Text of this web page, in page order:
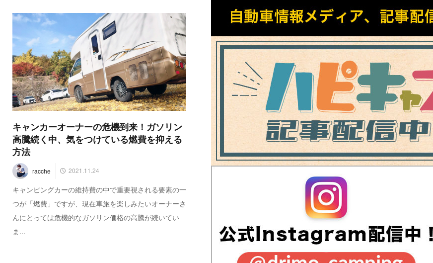
キャンカーオーナーの危機到来！ガソリン
高騰続く中、気をつけている燃費を抑える
方法
racche 2021.11.24
キャンピングカーの維持費の中で重要視される要素の一
つが「燃費」ですが、現在車旅を楽しみたいオーナーさ
んにとっては危機的なガソリン価格の高騰が続いてい
ま...